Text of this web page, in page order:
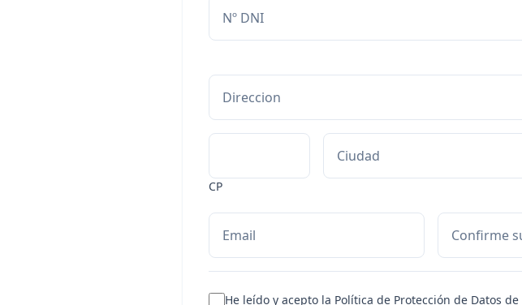
CP
He leído y acepto la Política de Protección de Datos de